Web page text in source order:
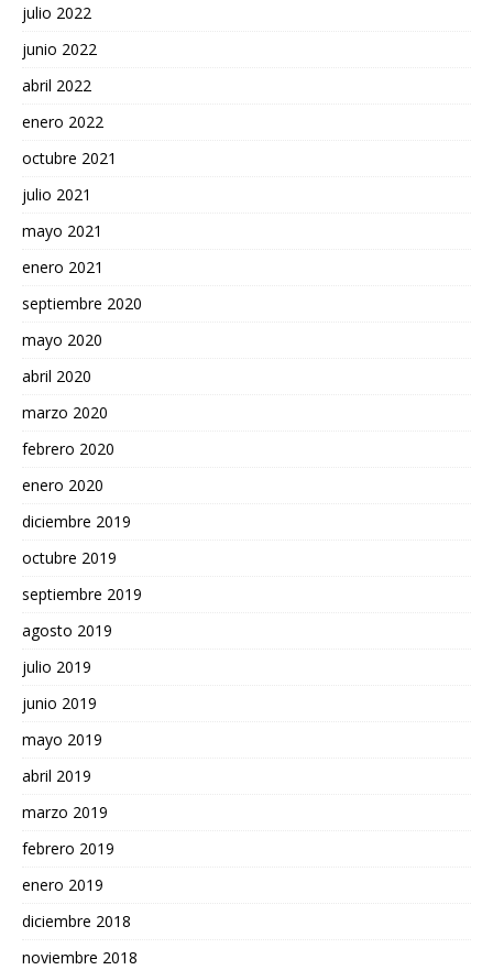
julio 2022
junio 2022
abril 2022
enero 2022
octubre 2021
julio 2021
mayo 2021
enero 2021
septiembre 2020
mayo 2020
abril 2020
marzo 2020
febrero 2020
enero 2020
diciembre 2019
octubre 2019
septiembre 2019
agosto 2019
julio 2019
junio 2019
mayo 2019
abril 2019
marzo 2019
febrero 2019
enero 2019
diciembre 2018
noviembre 2018